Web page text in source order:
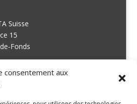
consentement aux
Suisse
15
Fonds